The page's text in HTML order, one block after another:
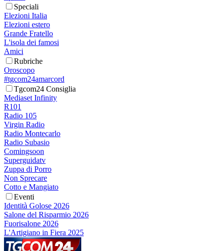
Speciali
Elezioni Italia
Elezioni estero
Grande Fratello
L'isola dei famosi
Amici
Rubriche
Oroscopo
#tgcom24amarcord
Tgcom24 Consiglia
Mediaset Infinity
R101
Radio 105
Virgin Radio
Radio Montecarlo
Radio Subasio
Comingsoon
Superguidatv
Zuppa di Porro
Non Sprecare
Cotto e Mangiato
Eventi
Identità Golose 2026
Salone del Risparmio 2026
Fuorisalone 2026
L'Artigiano in Fiera 2025